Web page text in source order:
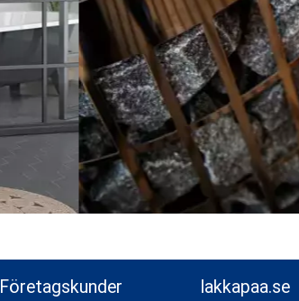
Företagskunder lakkapaa.se